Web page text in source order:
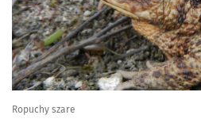
Ropuchy szare